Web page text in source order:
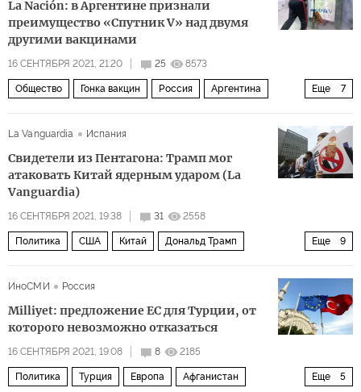
La Nación: в Аргентине признали
преимущество «Спутник V» над двумя
другими вакцинами
16 СЕНТЯБРЯ 2021, 21:20 25 8573
Еще 7
Общество Гонка вакцин Россия Аргентина
болезнь
La Vanguardia Испания
Свидетели из Пентагона: Трамп мог
атаковать Китай ядерным ударом (La
Vanguardia)
16 СЕНТЯБРЯ 2021, 19:38 31 2558
Еще 9
Политика США Китай Дональд Трамп
президент атака ядерный конфликт
психическое расстройство
ИноСМИ Россия
Milliyet: предложение ЕС для Турции, от
которого невозможно отказаться
16 СЕНТЯБРЯ 2021, 19:08 8 2185
Еще 5
Политика Турция Европа Афганистан